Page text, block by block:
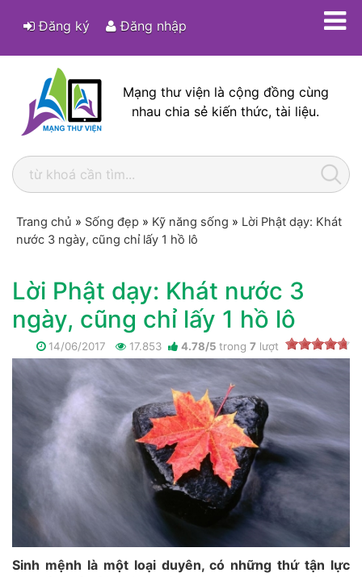
Đăng ký Đăng nhập
Mạng thư viện là cộng đồng cùng
nhau chia sẻ kiến thức, tài liệu.
Trang chủ » Sống đẹp » Kỹ năng sống » Lời Phật dạy: Khát
nước 3 ngày, cũng chỉ lấy 1 hồ lô
Lời Phật dạy: Khát nước 3
ngày, cũng chỉ lấy 1 hồ lô
14/06/2017 17.853 4.78/5 trong 7 lượt
Sinh mệnh là một loại duyên, có những thứ tận lực